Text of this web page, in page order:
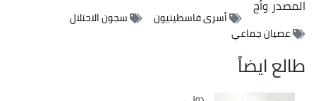
المصدروأج
أسرى فاسطينيون
سجون الاحتلال
عصيان جماعي
طالع ايضاً